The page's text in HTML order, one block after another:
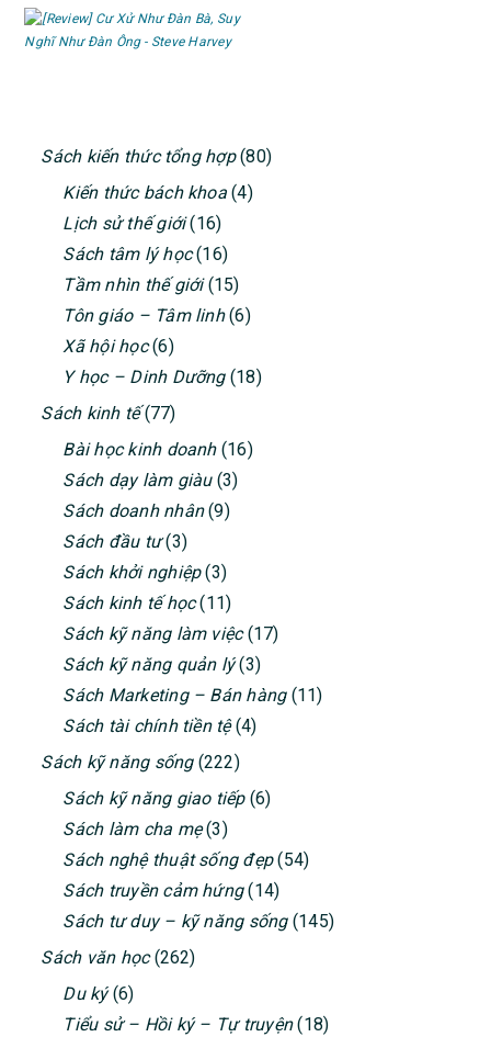
PRIMARY
SIDEBAR
Sách kiến thức tổng hợp(80)
Kiến thức bách khoa(4)
Lịch sử thế giới(16)
Sách tâm lý học(16)
Tầm nhìn thế giới(15)
Tôn giáo – Tâm linh(6)
Xã hội học(6)
Y học – Dinh Dưỡng(18)
Sách kinh tế(77)
Bài học kinh doanh(16)
Sách dạy làm giàu(3)
Sách doanh nhân(9)
Sách đầu tư(3)
Sách khởi nghiệp(3)
Sách kinh tế học(11)
Sách kỹ năng làm việc(17)
Sách kỹ năng quản lý(3)
Sách Marketing – Bán hàng(11)
Sách tài chính tiền tệ(4)
Sách kỹ năng sống(222)
Sách kỹ năng giao tiếp(6)
Sách làm cha mẹ(3)
Sách nghệ thuật sống đẹp(54)
Sách truyền cảm hứng(14)
Sách tư duy – kỹ năng sống(145)
Sách văn học(262)
Du ký(6)
Tiểu sử – Hồi ký – Tự truyện(18)